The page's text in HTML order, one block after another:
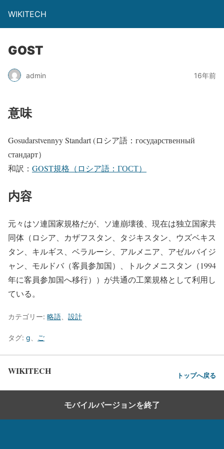
WIKITECH
GOST
admin 16年前
意味
Gosudarstvennyy Standart (ロシア語：государственный
стандарт）
和訳： GOST規格（ロシア語：ГОСТ）
内容
元々はソ連国家規格だが、ソ連崩壊後、現在は独立国家共
同体（ロシア、カザフスタン、タジキスタン、ウズベキス
タン、キルギス、ベラルーシ、アルメニア、アゼルバイジ
ャン、モルドバ（客員参加国）、トルクメニスタン（1994
年に客員参加国へ移行））が共通の工業規格として利用し
ている。
カテゴリー: 略語 設計
タグ: g ご
WIKITECH トップへ戻る
モバイルバージョンを終了